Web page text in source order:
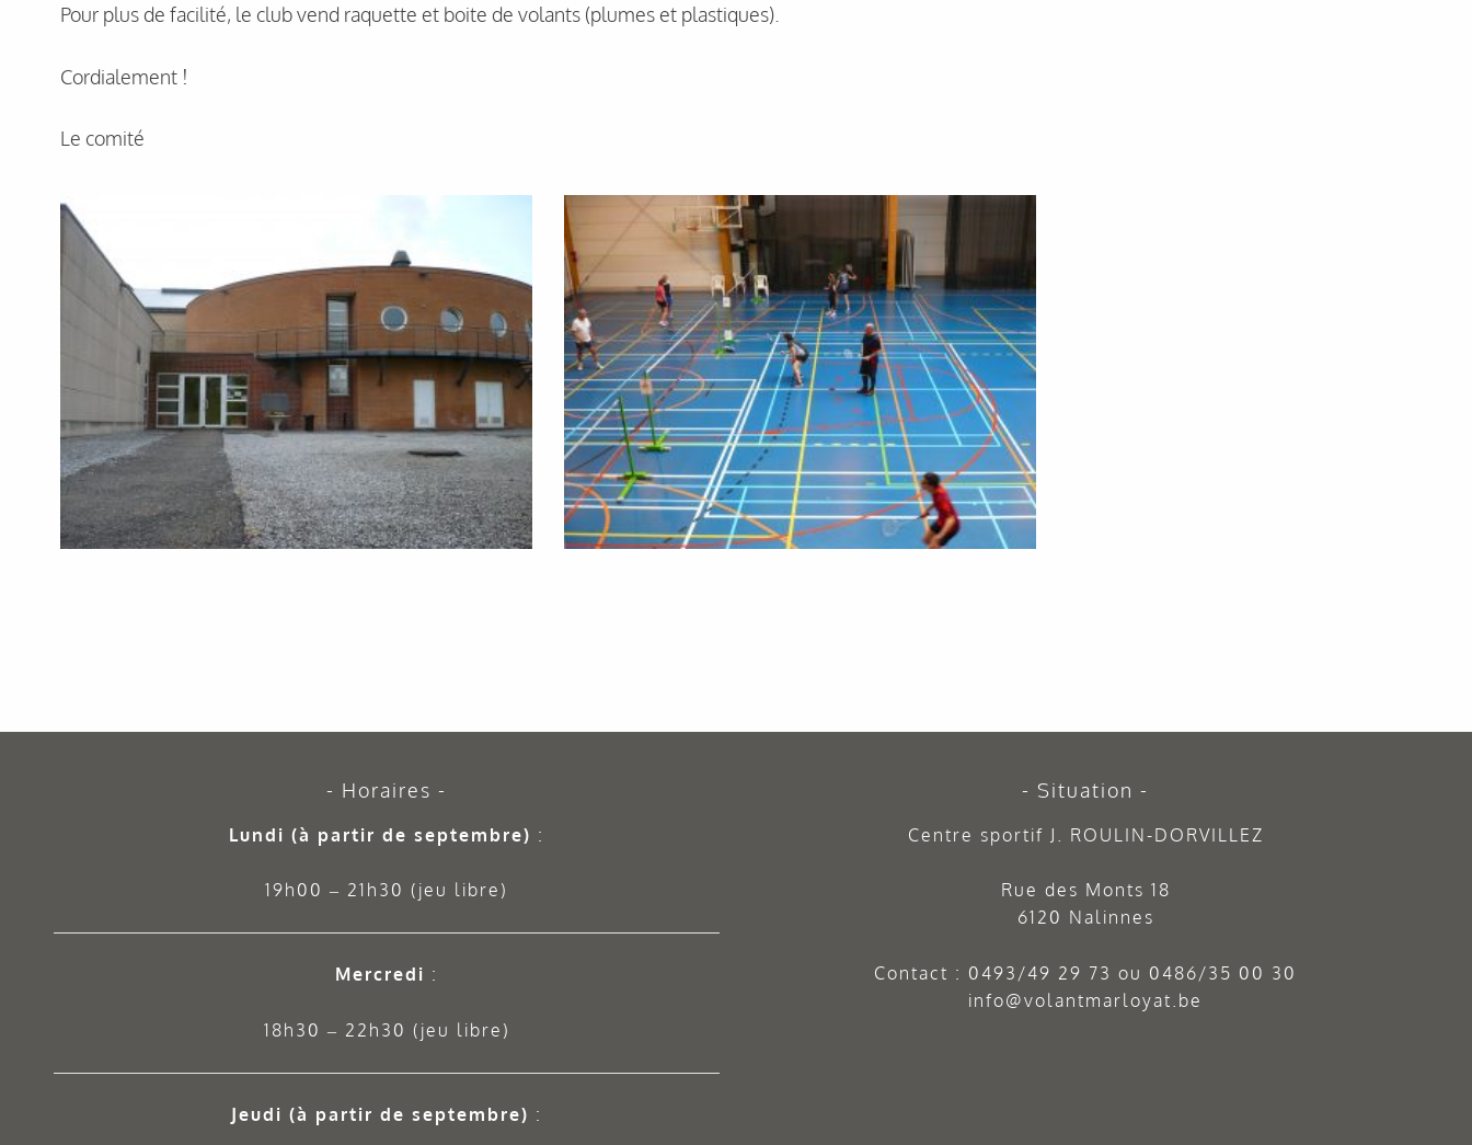
Pour plus de facilité, le club vend raquette et boite de volants (plumes et plastiques).
Cordialement !
Le comité
Horaires
Lundi (à partir de septembre) :
19h00 – 21h30 (jeu libre)
Mercredi :
18h30 – 22h30 (jeu libre)
Jeudi (à partir de septembre) :
Situation
Centre sportif J. ROULIN-DORVILLEZ
Rue des Monts 18
6120 Nalinnes
Contact : 0493/49 29 73 ou 0486/35 00 30
info@volantmarloyat.be